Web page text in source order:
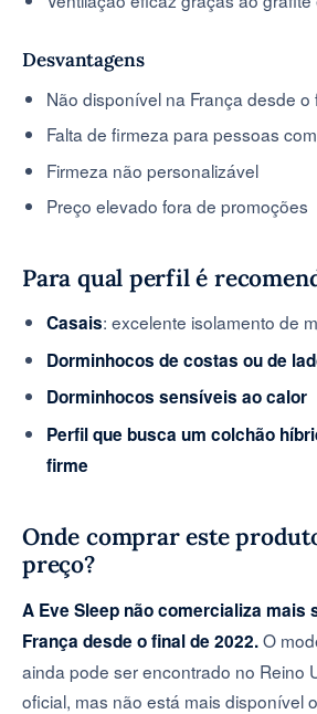
Desvantagens
Não disponível na França desde o
Falta de firmeza para pessoas
Firmeza não personalizável
Preço elevado fora de promoções
Para qual perfil é
Casais: excelente isolamento de
Dorminhocos de costas ou de
Dorminhocos sensíveis ao calor
Perfil que busca um colchão
firme
Onde comprar este
preço?
A Eve Sleep não comercializa mais
França desde o final de 2022.O
ainda pode ser encontrado no Reino
oficial, mas não está mais disponível